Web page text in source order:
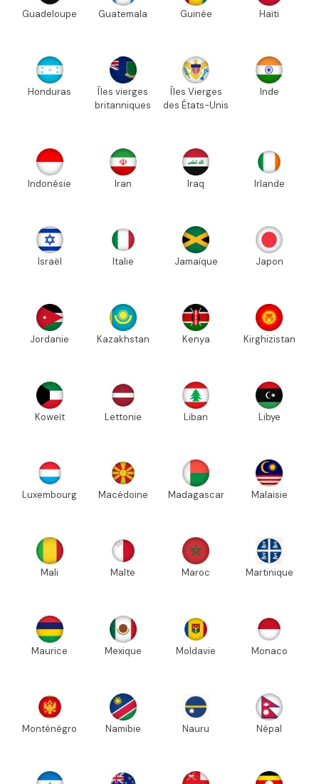
Guadeloupe Guatemala Guinée Haïti
Honduras
Îles vierges
britanniques
Îles Vierges
des États-Unis
Inde
Indonésie Iran Iraq Irlande
Israël Italie Jamaïque Japon
Jordanie Kazakhstan Kenya Kirghizistan
Koweït Lettonie Liban Libye
Luxembourg Macédoine Madagascar Malaisie
Mali Malte Maroc Martinique
Maurice Mexique Moldavie Monaco
Monténégro Namibie Nauru Népal